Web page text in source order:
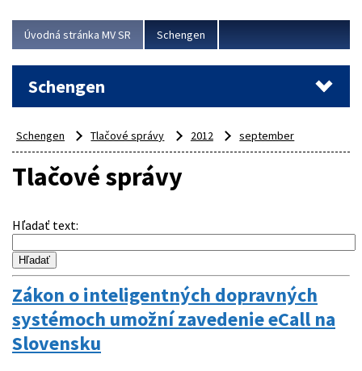
demonštrovať pripravenosť Slovenska na možné...
Úvodná stránka MV SR Schengen
Schengen
Schengen Tlačové správy 2012 september
Tlačové správy
Hľadať text:
Zákon o inteligentných dopravných
systémoch umožní zavedenie eCall na
Slovensku